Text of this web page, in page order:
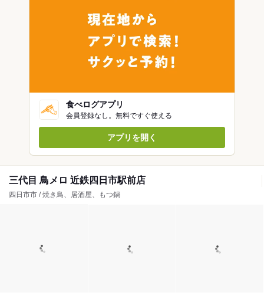
食べログアプリ
会員登録なし。無料ですぐ使える
アプリを開く
三代目 鳥メロ 近鉄四日市駅前店
四日市市 / 焼き鳥、居酒屋、もつ鍋